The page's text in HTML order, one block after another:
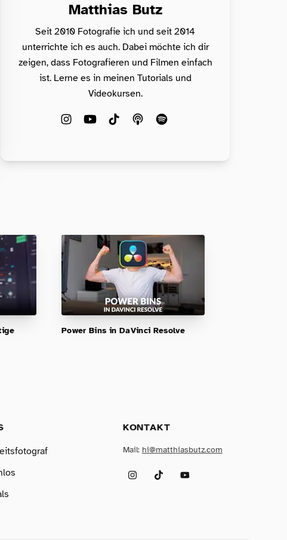
Matthias Butz
Seit 2010 Fotografie ich und seit 2014
unterrichte ich es auch. Dabei möchte ich dir
zeigen, dass Fotografieren und Filmen einfach
ist. Lerne es in meinen Tutorials und
Videokursen.
Power Bins in DaVinci Resolve
KONTAKT
Mail: hi@matthiasbutz.com
InstagramTikTokYouTube